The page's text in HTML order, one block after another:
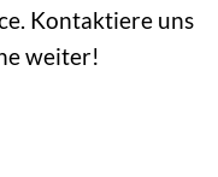
Kontaktiere uns
weiter!